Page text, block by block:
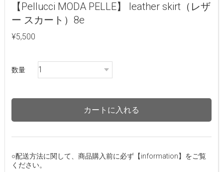
【Pellucci MODA PELLE】 leather skirt（レザ
ー スカート）8e
¥5,500
数量
カートに入れる
○配送方法に関して、商品購入前に必ず【information】をご覧
ください。